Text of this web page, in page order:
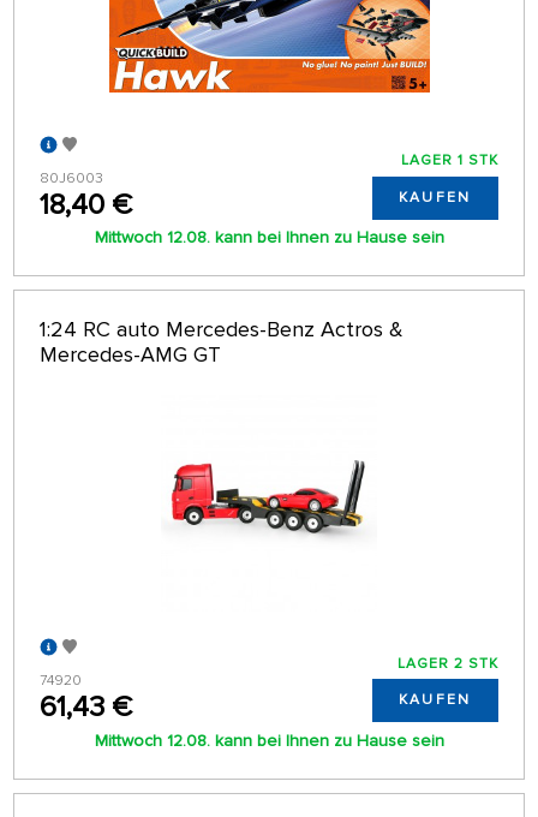
80J6003
18,40 €
LAGER 1 STK
KAUFEN
Mittwoch 12.08. kann bei Ihnen zu Hause sein
1:24 RC auto Mercedes-Benz Actros &
Mercedes-AMG GT
74920
61,43 €
LAGER 2 STK
KAUFEN
Mittwoch 12.08. kann bei Ihnen zu Hause sein